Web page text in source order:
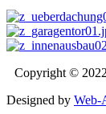
Copyright ©
Designed by Web-